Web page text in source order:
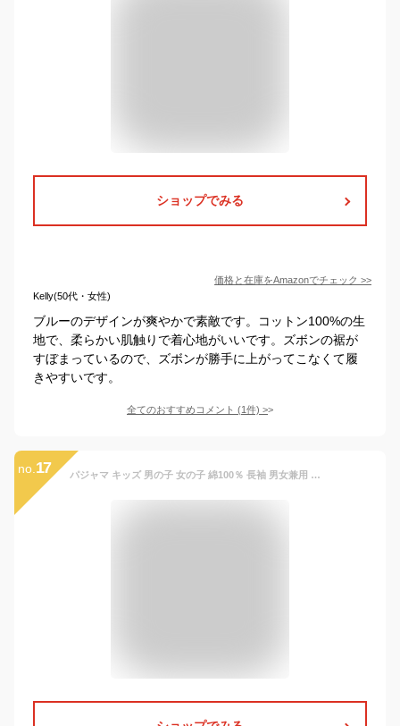
ショップでみる
価格と在庫をAmazonでチェック >>
Kelly(50代・女性)
ブルーのデザインが爽やかで素敵です。コットン100%の生
地で、柔らかい肌触りで着心地がいいです。ズボンの裾が
すぼまっているので、ズボンが勝手に上がってこなくて履
きやすいです。
全てのおすすめコメント (1件) >
no. 17 パジャマ キッズ 男の子 女の子 綿100％ 長袖 男女兼用 冬向き 前開き 厚手のネル起毛 先染め ギンガムチェック柄 ネイビー グリーン レッド パープル 120-160cm 子供 ジュニア ボーイズ ガールズ かわいい おそろい